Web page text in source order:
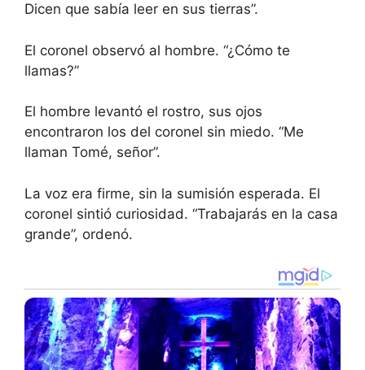
Dicen que sabía leer en sus tierras”.
El coronel observó al hombre. “¿Cómo te
llamas?”
El hombre levantó el rostro, sus ojos
encontraron los del coronel sin miedo. “Me
llaman Tomé, señor”.
La voz era firme, sin la sumisión esperada. El
coronel sintió curiosidad. “Trabajarás en la casa
grande”, ordenó.